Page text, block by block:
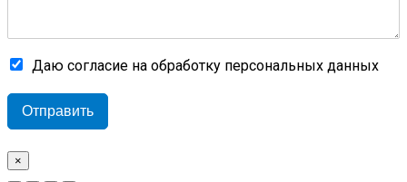
Даю согласие на обработку персональных данных
Отправить
×